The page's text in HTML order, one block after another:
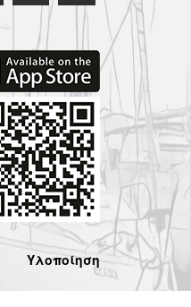
Υλοποίηση